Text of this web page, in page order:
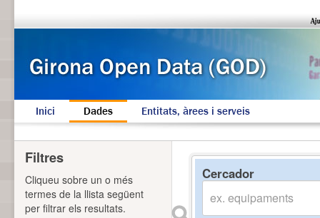
Inici Dades Entitats, àrees i serveis
Cercador
Filtres
Cliqueu sobre un o més
termes de la llista següent
per filtrar els resultats.